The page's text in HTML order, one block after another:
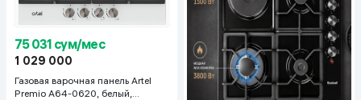
75 031 сум/мес
1 029 000
Газовая варочная панель Artel
Premio A64-0620, белый,